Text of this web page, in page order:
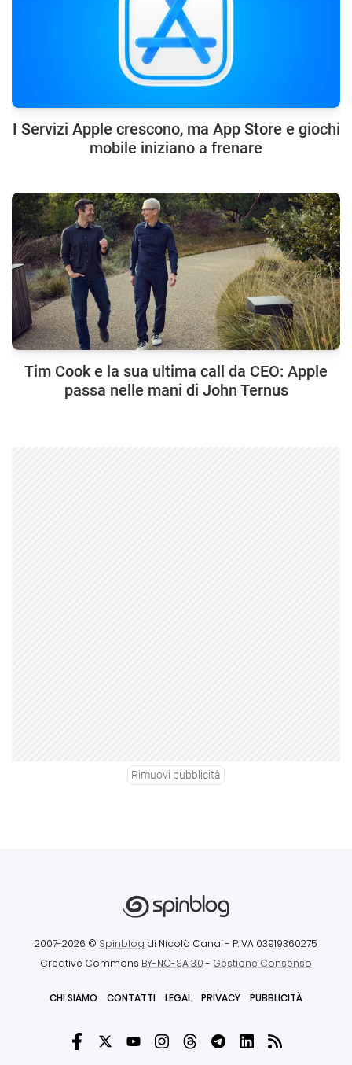
I Servizi Apple crescono, ma App Store e giochi
mobile iniziano a frenare
Tim Cook e la sua ultima call da CEO: Apple
passa nelle mani di John Ternus
Rimuovi pubblicità
2007-2026 © Spinblog di Nicolò Canal - P.IVA 03919360275
Creative Commons BY-NC-SA 3.0- Gestione Consenso
CHI SIAMO CONTATTI LEGAL PRIVACY PUBBLICITÀ